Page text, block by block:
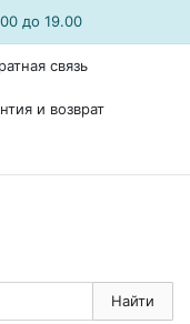
до 19.00
связь
и возврат
Найти